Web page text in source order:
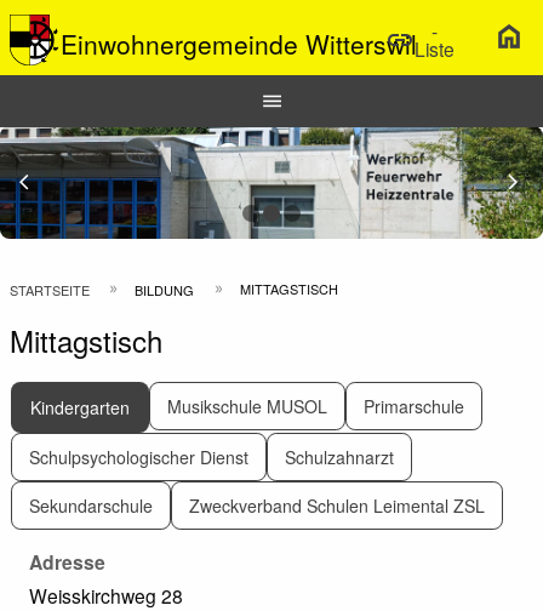
Einwohnergemeinde Witterswil
link -
Liste home
Hauptnavigation
Top
Bar
menu
Previous Slide
arrow_back_ios arrow_forward_ios
Pfadnavigation
STARTSEITE BILDUNG MITTAGSTISCH
Mittagstisch
Kindergarten Musikschule MUSOL Primarschule
Schulpsychologischer Dienst
Schulzahnarzt
Sekundarschule
Zweckverband Schulen Leimental ZSL
Adresse
Weisskirchweg 28